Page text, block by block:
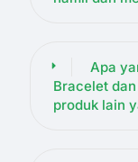
Apa
Bracelet
produk lain